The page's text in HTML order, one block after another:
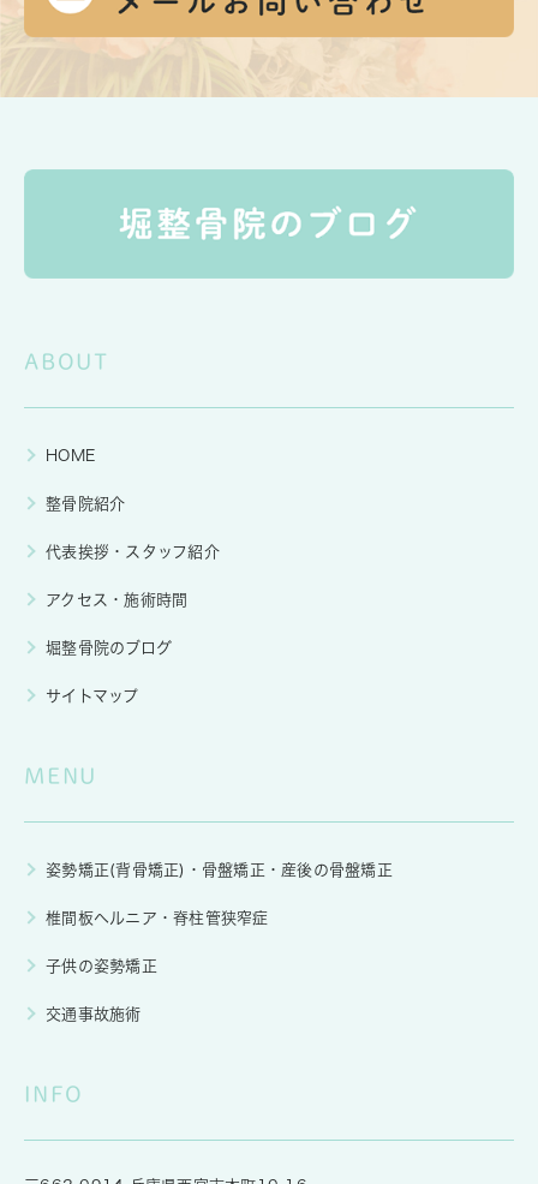
ABOUT
HOME
整骨院紹介
代表挨拶・スタッフ紹介
アクセス・施術時間
堀整骨院のブログ
サイトマップ
MENU
姿勢矯正(背骨矯正)・骨盤矯正・産後の骨盤矯正
椎間板ヘルニア・脊柱管狭窄症
子供の姿勢矯正
交通事故施術
INFO